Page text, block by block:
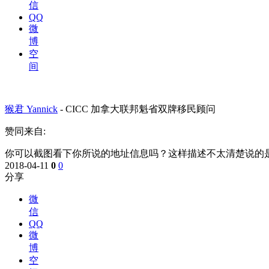
信
QQ
微
博
空
间
猴君 Yannick - CICC 加拿大联邦魁省双牌移民顾问
赞同来自:
你可以截图看下你所说的地址信息吗？这样描述不太清楚说的
2018-04-11 0 0
分享
微
信
QQ
微
博
空